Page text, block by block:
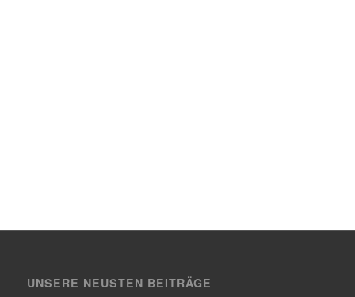
UNSERE NEUSTEN BEITRÄGE